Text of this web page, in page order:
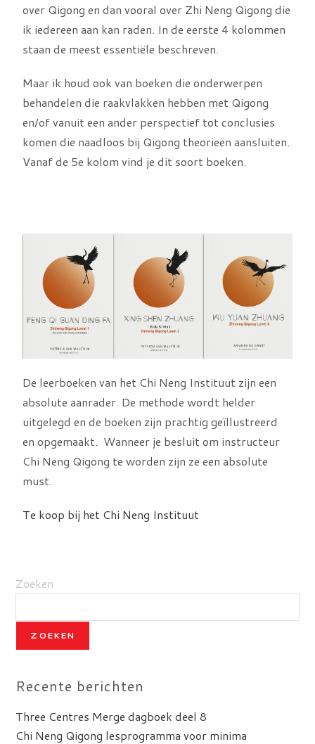
over Qigong en dan vooral over Zhi Neng Qigong die
ik iedereen aan kan raden. In de eerste 4 kolommen
staan de meest essentiële beschreven.
Maar ik houd ook van boeken die onderwerpen
behandelen die raakvlakken hebben met Qigong
en/of vanuit een ander perspectief tot conclusies
komen die naadloos bij Qigong theorieën aansluiten.
Vanaf de 5e kolom vind je dit soort boeken.
De leerboeken van het Chi Neng Instituut zijn een
absolute aanrader. De methode wordt helder
uitgelegd en de boeken zijn prachtig geïllustreerd
en opgemaakt. Wanneer je besluit om instructeur
Chi Neng Qigong te worden zijn ze een absolute
must.
Te koop bij het Chi Neng Instituut
Zoeken
ZOEKEN
Recente berichten
Three Centres Merge dagboek deel 8
Chi Neng Qigong lesprogramma voor minima